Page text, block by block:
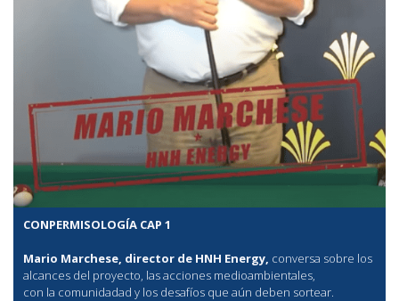
CONPERMISOLOGÍA CAP 1
Mario Marchese, director de HNH Energy, conversa sobre los
alcances del proyecto, las acciones medioambientales,
con la comunidadad y los desafíos que aún deben sortear.